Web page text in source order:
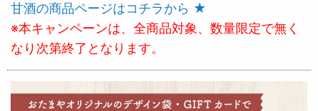
甘酒の商品ページはコチラから ★
※本キャンペーンは、全商品対象、数量限定で無く
なり次第終了となります。